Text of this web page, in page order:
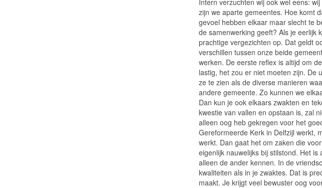
Intern verzuchten wij ook wel eens:
zijn we aparte gemeentes. Hoe komt
gevoel hebben elkaar maar slecht te
de samenwerking geeft? Als je eerlijk
prachtige vergezichten op. Dat geldt
verschillen tussen onze beide
werken. De eerste reflex is altijd om
lastig, het zou er niet moeten zijn. De
ze te zien als de diverse manieren
andere gemeente. Zo kunnen we
Dan kun je ook elkaars zwakten en
kwestie van vallen en opstaan is, zal
alleen oog heb gekregen voor het
Gereformeerde Kerk in Delfzijl werkt,
werkt. Dan gaat het om zaken die
eigenlijk nauwelijks bij stilstond. Het
alleen de ander kennen. In de
kwaliteiten als in je zwaktes. Dat is
maakt. Je krijgt veel bewuster oog